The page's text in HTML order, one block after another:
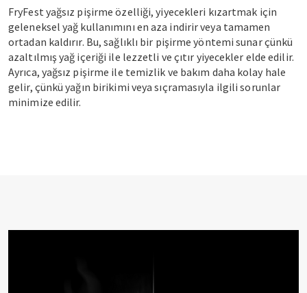
FryFest yağsız pişirme özelliği, yiyecekleri kızartmak için
geleneksel yağ kullanımını en aza indirir veya tamamen
ortadan kaldırır. Bu, sağlıklı bir pişirme yöntemi sunar çünkü
azaltılmış yağ içeriği ile lezzetli ve çıtır yiyecekler elde edilir.
Ayrıca, yağsız pişirme ile temizlik ve bakım daha kolay hale
gelir, çünkü yağın birikimi veya sıçramasıyla ilgili sorunlar
minimize edilir.